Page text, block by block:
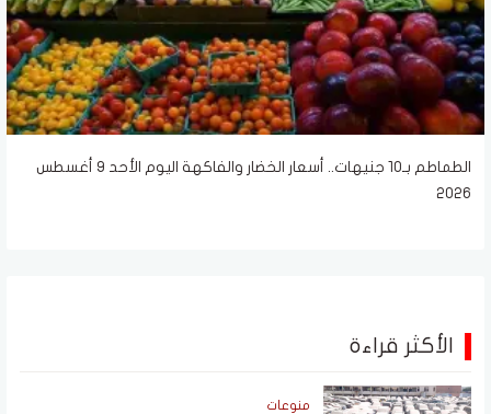
الطماطم بـ10 جنيهات.. أسعار الخضار والفاكهة اليوم الأحد 9 أغسطس
2026
الأكثر قراءة
منوعات